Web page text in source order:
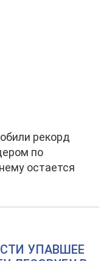
рекорд
по
остается
УПАВШЕЕ